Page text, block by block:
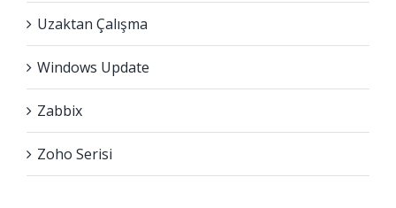
Uzaktan Çalışma
Windows Update
Zabbix
Zoho Serisi